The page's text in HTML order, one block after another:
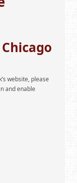
website, please
and enable